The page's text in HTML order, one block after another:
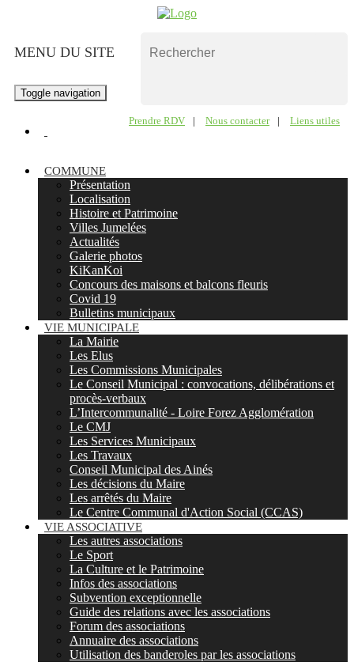
Prendre RDV | Nous contacter | Liens utiles
MENU DU SITE
Toggle navigation
COMMUNE
Présentation
Localisation
Histoire et Patrimoine
Villes Jumelées
Actualités
Galerie photos
KiKanKoi
Concours des maisons et balcons fleuris
Covid 19
Bulletins municipaux
VIE MUNICIPALE
La Mairie
Les Elus
Les Commissions Municipales
Le Conseil Municipal : convocations, délibérations et
procès-verbaux
L’Intercommunalité - Loire Forez Agglomération
Le CMJ
Les Services Municipaux
Les Travaux
Conseil Municipal des Ainés
Les décisions du Maire
Les arrêtés du Maire
Le Centre Communal d'Action Social (CCAS)
VIE ASSOCIATIVE
Les autres associations
Le Sport
La Culture et le Patrimoine
Infos des associations
Subvention exceptionnelle
Guide des relations avec les associations
Forum des associations
Annuaire des associations
Utilisation des banderoles par les associations